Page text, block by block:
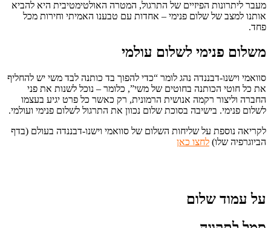
מעבר ליתרונות הפיזיים של התרגול, המטרה האולטימטיבית היא להביא
אותנו למצב של שלום פנימי – אחדות עם טבענו האמיתי וחירות מכל
פחד.
משלום פנימי לשלום עולמי
סוואמי וישנו-דבננדה נהג לומר “כדי להפוך בד כותנה לבד משי יש להחליף
את כל חוטי הכותנה בחוטים של משי”, כלומר – נוכל לשנות את פני
החברה וליצור רקמה אנושית הרמונית, רק כאשר כל פרט יגיע בעצמו
לשלום פנימי. בישיבה בסוכת שלום נכוון את התרגול לשלום פנימי ועולמי.
לקריאה נוספת על שליחות השלום של סוואמי וישנו-דבננדה בעולם (בדף
הביוגרפיה שלו) לחצו כאן
על עמוד שלום